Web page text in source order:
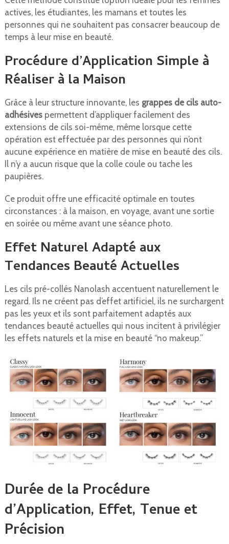
actives, les étudiantes, les mamans et toutes les
personnes qui ne souhaitent pas consacrer beaucoup de
temps à leur mise en beauté.
Procédure d’Application Simple à
Réaliser à la Maison
Grâce à leur structure innovante, les grappes de cils auto-
adhésivespermettent d’appliquer facilement des
extensions de cils soi-même, même lorsque cette
opération est effectuée par des personnes qui n’ont
aucune expérience en matière de mise en beauté des cils.
Il n’y a aucun risque que la colle coule ou tache les
paupières.
Ce produit offre une efficacité optimale en toutes
circonstances : à la maison, en voyage, avant une sortie
en soirée ou même avant une séance photo.
Effet Naturel Adapté aux
Tendances Beauté Actuelles
Les cils pré-collés Nanolash accentuent naturellement le
regard. Ils ne créent pas d’effet artificiel, ils ne surchargent
pas les yeux et ils sont parfaitement adaptés aux
tendances beauté actuelles qui nous incitent à privilégier
les effets naturels et la mise en beauté “no makeup.”
Durée de la Procédure
d’Application, Effet, Tenue et
Précision